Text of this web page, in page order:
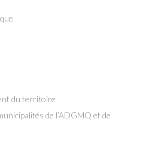
du territoire
de l’ADGMQ et de